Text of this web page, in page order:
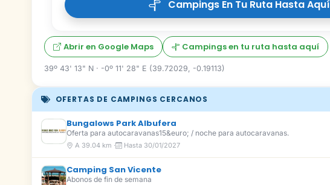
Campings En Tu Ruta Hasta Aquí
Abrir en Google Maps Campings en tu ruta hasta aquí
39º 43' 13" N · -0º 11' 28" E (39.72029, -0.19113)
OFERTAS DE CAMPINGS CERCANOS
Bungalows Park Albufera
Oferta para autocaravanas15&euro; / noche para autocaravanas.
A 39.04 km · Hasta 30/01/2027
Camping San Vicente
Abonos de fin de semana